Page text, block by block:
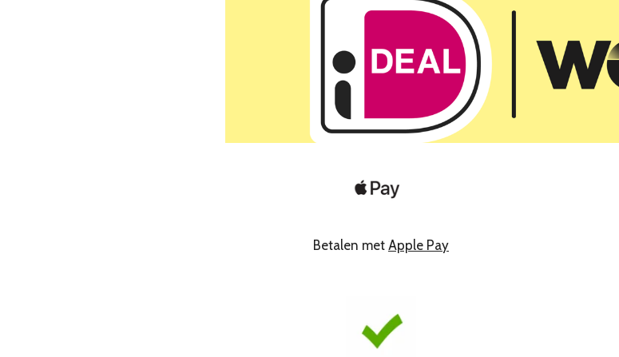
Betalen met Apple Pay